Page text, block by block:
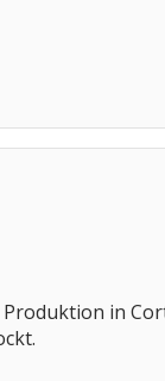
in